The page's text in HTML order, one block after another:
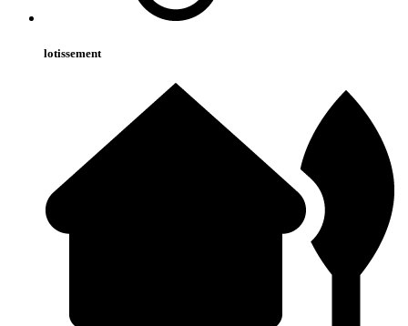
lotissement